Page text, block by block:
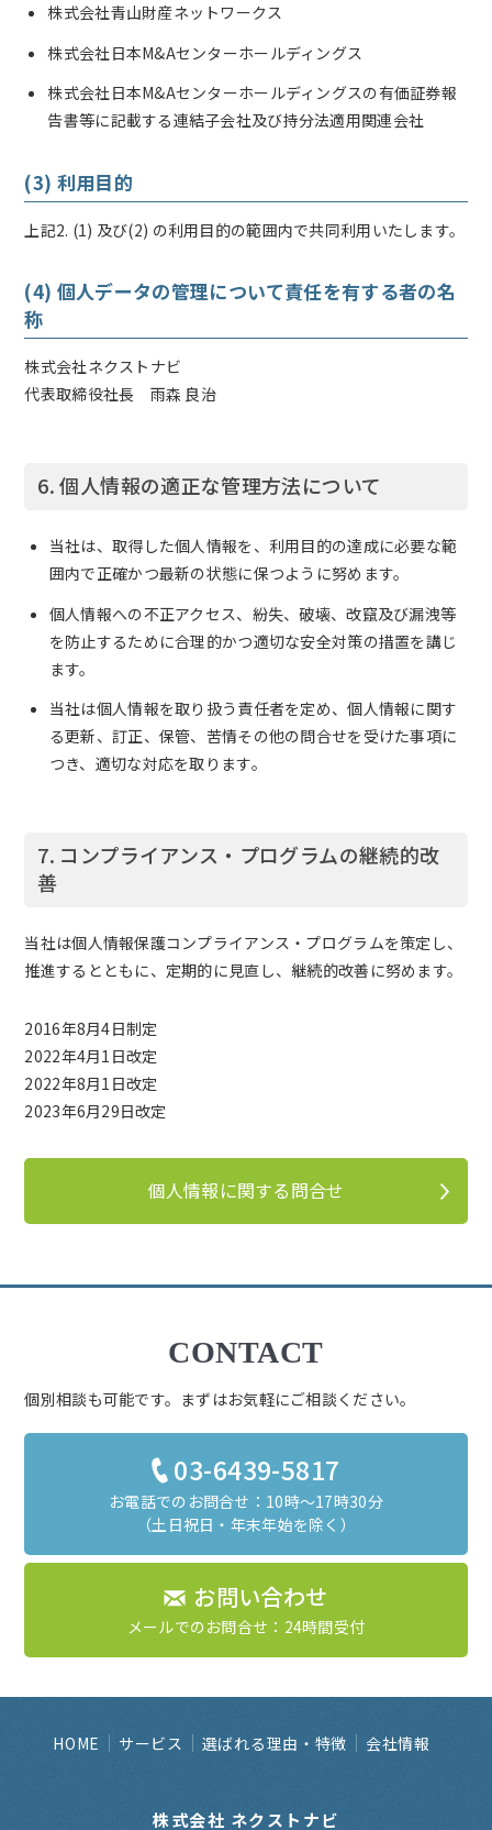
株式会社青山財産ネットワークス
株式会社日本M&Aセンターホールディングス
株式会社日本M&Aセンターホールディングスの有価証券報
告書等に記載する連結子会社及び持分法適用関連会社
(3) 利用目的
上記2. (1) 及び(2) の利用目的の範囲内で共同利用いたします。
(4) 個人データの管理について責任を有する者の名
称
株式会社ネクストナビ
代表取締役社長 雨森 良治
6. 個人情報の適正な管理方法について
当社は、取得した個人情報を、利用目的の達成に必要な範
囲内で正確かつ最新の状態に保つように努めます。
個人情報への不正アクセス、紛失、破壊、改竄及び漏洩等
を防止するために合理的かつ適切な安全対策の措置を講じ
ます。
当社は個人情報を取り扱う責任者を定め、個人情報に関す
る更新、訂正、保管、苦情その他の問合せを受けた事項に
つき、適切な対応を取ります。
7. コンプライアンス・プログラムの継続的改
善
当社は個人情報保護コンプライアンス・プログラムを策定し、
推進するとともに、定期的に見直し、継続的改善に努めます。
2016年8月4日制定
2022年4月1日改定
2022年8月1日改定
2023年6月29日改定
個人情報に関する問合せ
CONTACT
個別相談も可能です。まずはお気軽にご相談ください。
03-6439-5817
お電話でのお問合せ：10時～17時30分
（土日祝日・年末年始を除く）
お問い合わせ
メールでのお問合せ：24時間受付
HOME サービス 選ばれる理由・特徴 会社情報
株式会社 ネクストナビ